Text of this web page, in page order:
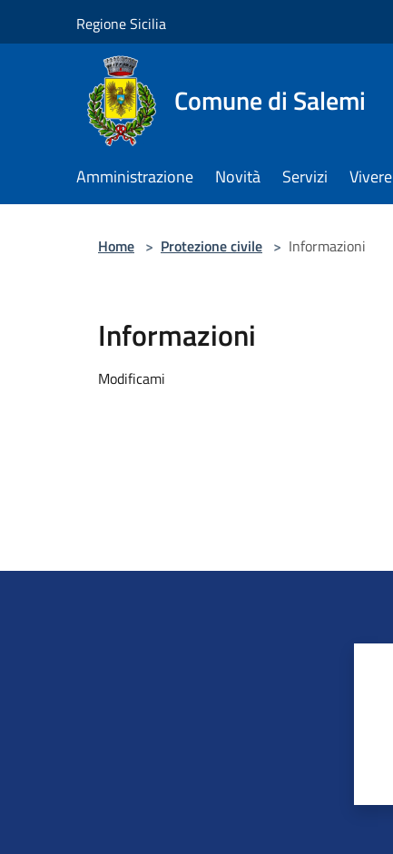
Regione Sicilia
Comune di Salemi
Amministrazione Novità Servizi
Home > Protezione civile > Informazioni
Informazioni
Modificami